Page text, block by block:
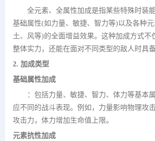
全元素、全属性加成是指某些特殊时装能
基础属性(如力量、敏捷、智力等)以及各种元
土、风等)的全面增益效果。这种加成方式不
整体实力，还能在面对不同类型的敌人时具
2. 加成类型
基础属性加成
：包括力量、敏捷、智力、体力等基本
应不同的战斗表现。例如，力量影响物理攻
攻击力，体力增加生命值上限。
元素抗性加成